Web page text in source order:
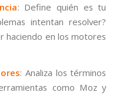
: Define quién es tu
intentan resolver?
haciendo en los motores
: Analiza los términos
como Moz y